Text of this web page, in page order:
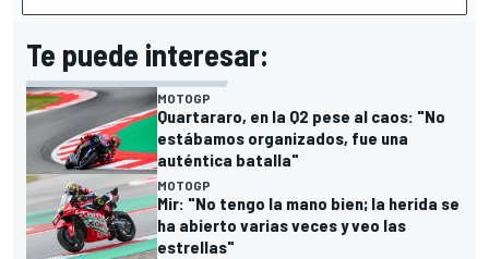
Te puede interesar:
MOTOGP
Quartararo, en la Q2 pese al caos: "No
estábamos organizados, fue una
auténtica batalla"
MOTOGP
Mir: "No tengo la mano bien; la herida se
ha abierto varias veces y veo las
estrellas"